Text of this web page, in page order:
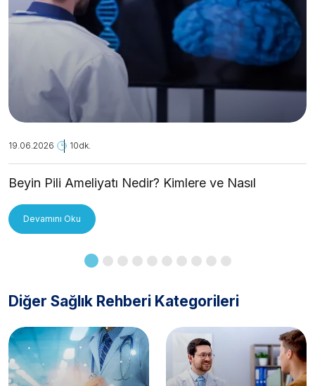
19.06.2026 10dk.
Beyin Pili Ameliyatı Nedir? Kimlere ve Nasıl
Devamını Oku
Diğer Sağlık Rehberi Kategorileri